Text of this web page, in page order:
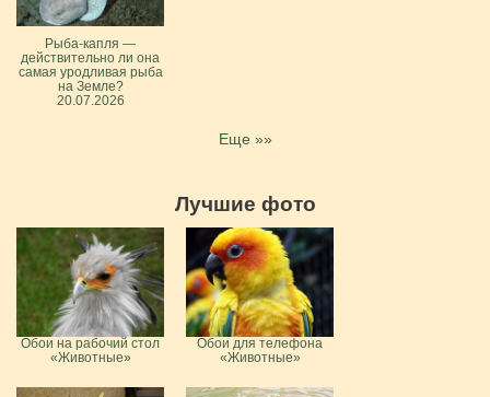
Рыба-капля —
действительно ли она
самая уродливая рыба
на Земле?
20.07.2026
Еще »»
Лучшие фото
Обои на рабочий стол
«Животные»
Обои для телефона
«Животные»